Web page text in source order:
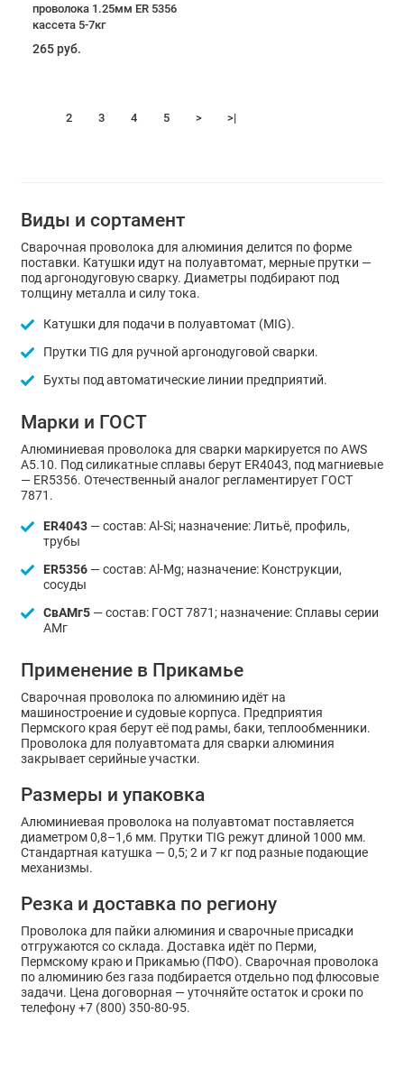
проволока 1.25мм ER 5356
кассета 5-7кг
265 руб.
2 3 4 5 > >|
Виды и сортамент
Сварочная проволока для алюминия делится по форме
поставки. Катушки идут на полуавтомат, мерные прутки —
под аргонодуговую сварку. Диаметры подбирают под
толщину металла и силу тока.
Катушки для подачи в полуавтомат (MIG).
Прутки TIG для ручной аргонодуговой сварки.
Бухты под автоматические линии предприятий.
Марки и ГОСТ
Алюминиевая проволока для сварки маркируется по AWS
A5.10. Под силикатные сплавы берут ER4043, под магниевые
— ER5356. Отечественный аналог регламентирует ГОСТ
7871.
ER4043— состав: Al-Si; назначение: Литьё, профиль,
трубы
ER5356— состав: Al-Mg; назначение: Конструкции,
сосуды
СвАМг5— состав: ГОСТ 7871; назначение: Сплавы серии
АМг
Применение в Прикамье
Сварочная проволока по алюминию идёт на
машиностроение и судовые корпуса. Предприятия
Пермского края берут её под рамы, баки, теплообменники.
Проволока для полуавтомата для сварки алюминия
закрывает серийные участки.
Размеры и упаковка
Алюминиевая проволока на полуавтомат поставляется
диаметром 0,8–1,6 мм. Прутки TIG режут длиной 1000 мм.
Стандартная катушка — 0,5; 2 и 7 кг под разные подающие
механизмы.
Резка и доставка по региону
Проволока для пайки алюминия и сварочные присадки
отгружаются со склада. Доставка идёт по Перми,
Пермскому краю и Прикамью (ПФО). Сварочная проволока
по алюминию без газа подбирается отдельно под флюсовые
задачи. Цена договорная — уточняйте остаток и сроки по
телефону +7 (800) 350-80-95.